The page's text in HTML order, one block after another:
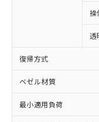
操
透
復帰方式
ベゼル材質
最小適用負荷